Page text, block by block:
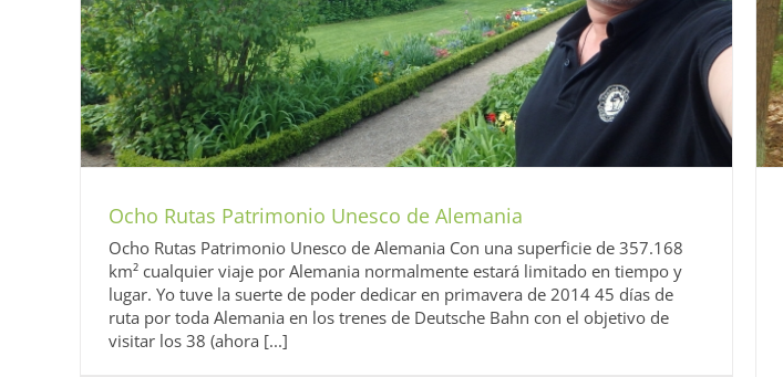
Ocho Rutas Patrimonio Unesco de Alemania
Ocho Rutas Patrimonio Unesco de Alemania Con una superficie de 357.168
km² cualquier viaje por Alemania normalmente estará limitado en tiempo y
lugar. Yo tuve la suerte de poder dedicar en primavera de 2014 45 días de
ruta por toda Alemania en los trenes de Deutsche Bahn con el objetivo de
visitar los 38 (ahora [...]
Alemania Diarios 2014 UNESCO Alemania Europa Unesco